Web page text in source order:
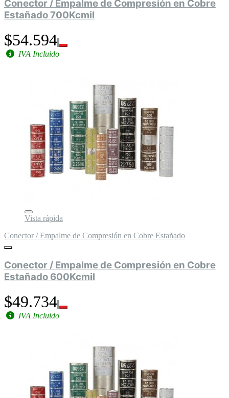
Conector / Empalme de Compresión en Cobre
Estañado 700Kcmil
$54.594
IVA Incluido
Vista rápida
Conector / Empalme de Compresión en Cobre Estañado
Conector / Empalme de Compresión en Cobre
Estañado 600Kcmil
$49.734
IVA Incluido